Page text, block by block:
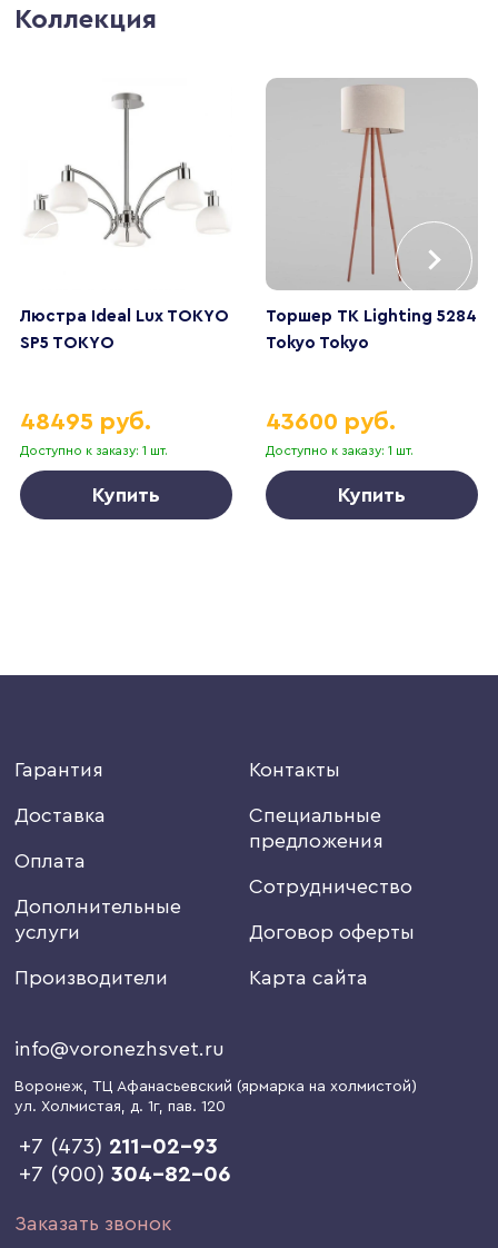
Коллекция
Люстра Ideal Lux TOKYO
SP5 TOKYO
Доступно к заказу: 1 шт.
48495 руб.
Купить
Торшер TK Lighting 5284
Tokyo Tokyo
Доступно к заказу: 1 шт.
43600 руб.
Купить
Гарантия
Доставка
Оплата
Дополнительные
услуги
Производители
Контакты
Специальные
предложения
Сотрудничество
Договор оферты
Карта сайта
info@voronezhsvet.ru
Воронеж, ТЦ Афанасьевский (ярмарка на холмистой)
ул. Холмистая, д. 1г, пав. 120
+7 (473) 211-02-93
+7 (900)304-82-06
Заказать звонок